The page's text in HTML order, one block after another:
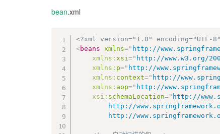
// 后置通知。目标方法执行之后执行,无论
After "execution(*
public
void afterMethod (
		String methodName
[ ] args = joinPoint
		System
. . println ( "The
// 返回通知。在方法正常执行后，返回通
AfterReturning
bean.xml
<?xml version="1.0" encoding="UTF-
<beans xmlns=" http://
xmlns: xsi=" http://www.w3.org/
xmlns: p=" http://
xmlns: context=" http://
xmlns: aop=" http://
xsi: schemaLocation=" http://
http://